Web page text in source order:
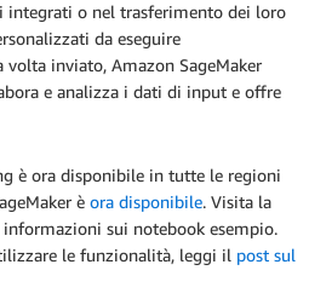
integrati o nel trasferimento dei loro
da eseguire
inviato, Amazon SageMaker
e analizza i dati di input e offre
è ora disponibile in tutte le regioni
è ora disponibile. Visita la
sui notebook esempio.
le funzionalità, leggi il post sul